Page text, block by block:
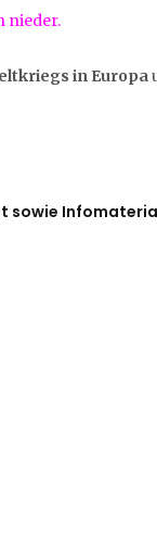
nieder.
in Europa
sowie